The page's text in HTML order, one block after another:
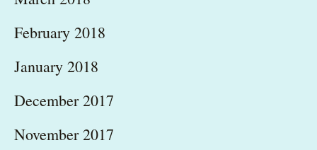
February 2018
January 2018
December 2017
November 2017